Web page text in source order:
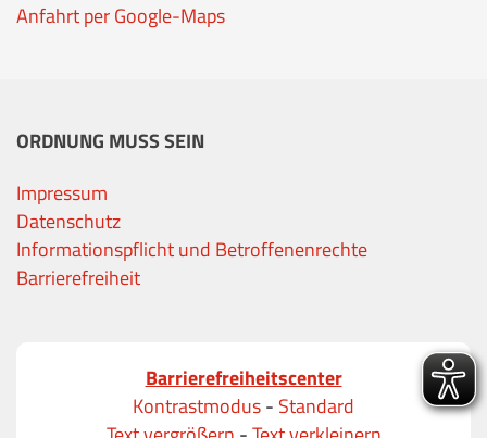
Anfahrt per Google-Maps
ORDNUNG MUSS SEIN
Impressum
Datenschutz
Informationspflicht und Betroffenenrechte
Barrierefreiheit
Barrierefreiheitscenter
Kontrastmodus- Standard